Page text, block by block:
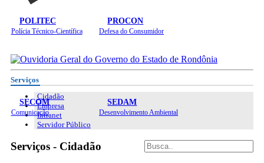
POLITEC
Polícia Técnico-Científica
PROCON
Defesa do Consumidor
SECOM
Comunicação
SEDAM
Desenvolvimento Ambiental
Serviços
Cidadão
Empresa
Intranet
Servidor Público
Serviços - Cidadão